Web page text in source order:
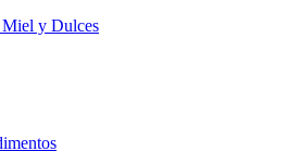
Miel y Dulces